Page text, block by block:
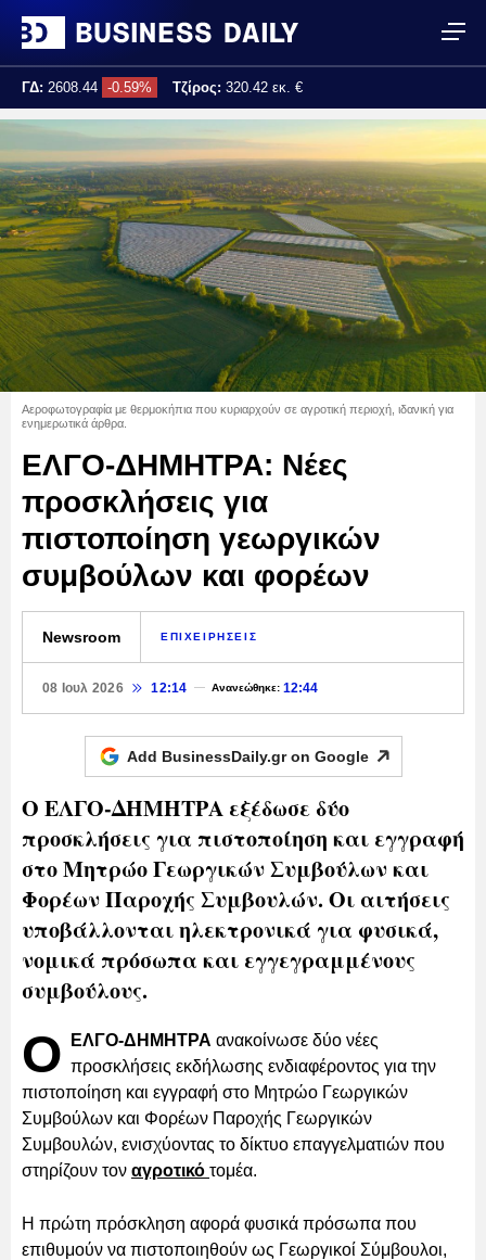
ΓΔ: 2608.44 -0.59% Τζίρος: 320.42 εκ. €
Τελ. ενημέρωση:
Αεροφωτογραφία με θερμοκήπια που κυριαρχούν σε αγροτική περιοχή, ιδανική για
ενημερωτικά άρθρα.
ΕΛΓΟ-ΔΗΜΗΤΡΑ: Νέες
προσκλήσεις για
πιστοποίηση γεωργικών
συμβούλων και φορέων
Newsroom ΕΠΙΧΕΙΡΗΣΕΙΣ
08 Ιουλ 2026 12:14 Ανανεώθηκε:12:44
Add BusinessDaily.gr on Google
Ο ΕΛΓΟ-ΔΗΜΗΤΡΑ εξέδωσε δύο
προσκλήσεις για πιστοποίηση και εγγραφή
στο Μητρώο Γεωργικών Συμβούλων και
Φορέων Παροχής Συμβουλών. Οι αιτήσεις
υποβάλλονται ηλεκτρονικά για φυσικά,
νομικά πρόσωπα και εγγεγραμμένους
συμβούλους.
Ο ΕΛΓΟ-ΔΗΜΗΤΡΑ ανακοίνωσε δύο νέες
προσκλήσεις εκδήλωσης ενδιαφέροντος για την
πιστοποίηση και εγγραφή στο Μητρώο Γεωργικών
Συμβούλων και Φορέων Παροχής Γεωργικών
Συμβουλών, ενισχύοντας το δίκτυο επαγγελματιών που
στηρίζουν τον αγροτικό τομέα.
Η πρώτη πρόσκληση αφορά φυσικά πρόσωπα που
επιθυμούν να πιστοποιηθούν ως Γεωργικοί Σύμβουλοι,